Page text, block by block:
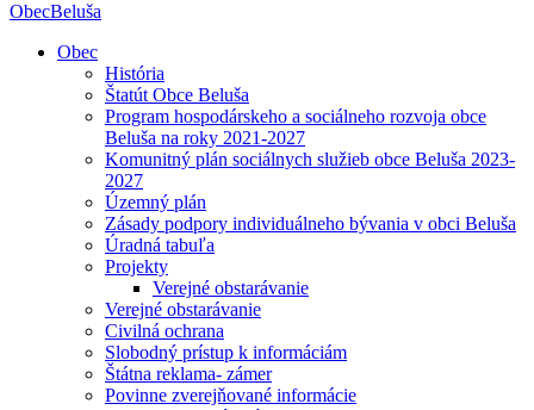
ObecBeluša
Obec
História
Štatút Obce Beluša
Program hospodárskeho a sociálneho rozvoja obce
Beluša na roky 2021-2027
Komunitný plán sociálnych služieb obce Beluša 2023-
2027
Územný plán
Zásady podpory individuálneho bývania v obci Beluša
Úradná tabuľa
Projekty
Verejné obstarávanie
Verejné obstarávanie
Civilná ochrana
Slobodný prístup k informáciám
Štátna reklama- zámer
Povinne zverejňované informácie